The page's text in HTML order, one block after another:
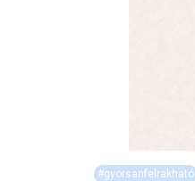
#gyorsanfelrakható